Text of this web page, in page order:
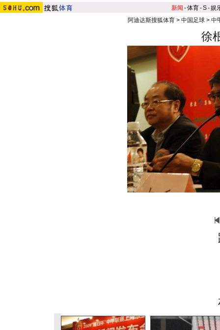
新闻 -体育-S-娱
阿迪达斯搜狐体育> 中国足球> 中
徐